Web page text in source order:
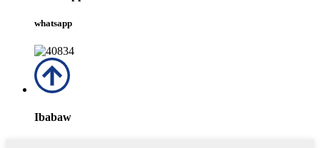
whatsapp
Ibabaw